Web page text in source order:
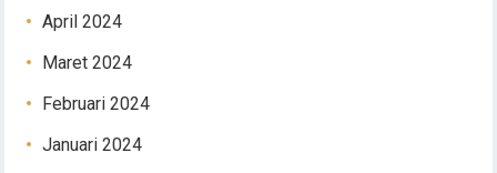
April 2024
Maret 2024
Februari 2024
Januari 2024